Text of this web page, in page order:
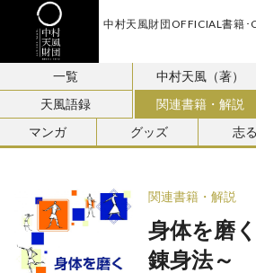
中村天風財団OFFICIAL書籍･
一覧 中村天風（著）
天風語録
関連書籍・解説
マンガ
グッズ 志
関連書籍・解説
身体を磨
錬身法～